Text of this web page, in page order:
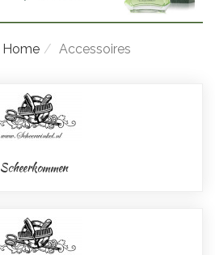
Home Accessoires
Scheerkommen